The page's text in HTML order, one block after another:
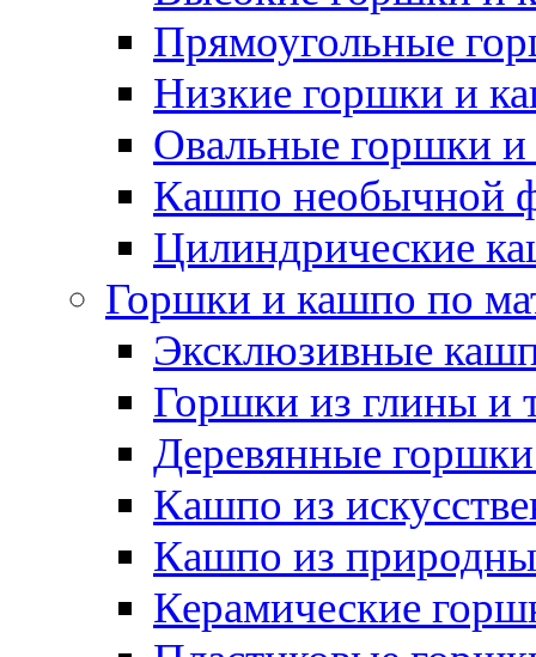
Прямоугольные
Низкие горшки и
Овальные горшки
Кашпо необычной
Цилиндрические
Горшки и кашпо по
Эксклюзивные
Горшки из глины и
Деревянные
Кашпо из
Кашпо из
Керамические